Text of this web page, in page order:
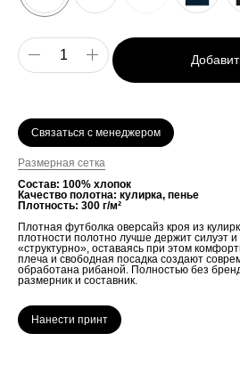
Связаться с менеджером
Размерная сетка
Состав: 100% хлопок
Качество полотна: кулирка, пенье
Плотность: 300 г/м²
Плотная футболка оверсайз кроя из
плотности полотно лучше держит силуэт
«структурно», оставаясь при этом
плеча и свободная посадка создают
обработана рибаной. Полностью без
размерник и составник.
Нанести принт